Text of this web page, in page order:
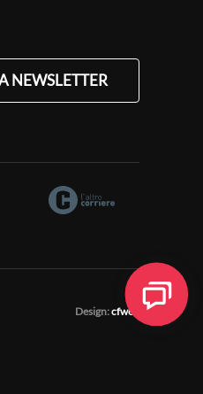
NEWSLETTER
Design:cfweb